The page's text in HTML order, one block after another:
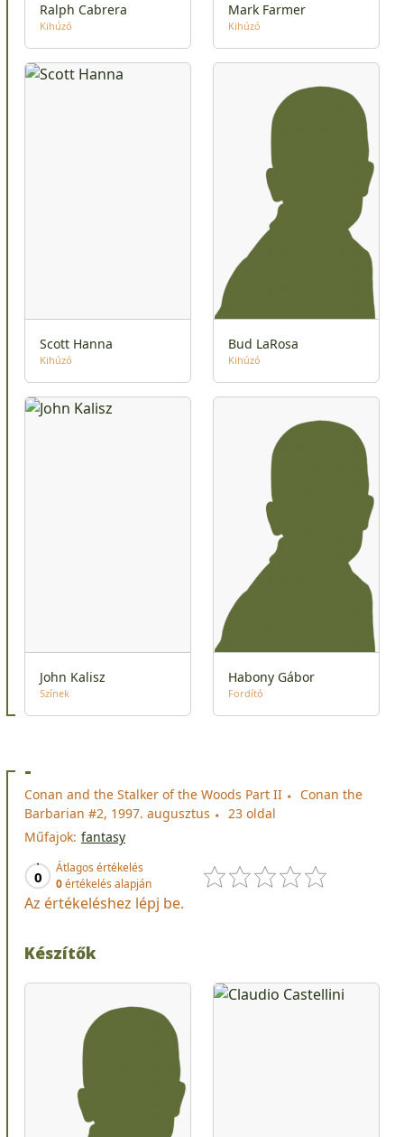
Ralph Cabrera
Kihúzó
Mark Farmer
Kihúzó
Scott Hanna
Kihúzó
Bud LaRosa
Kihúzó
John Kalisz
Színek
Habony Gábor
Fordító
-
Conan and the Stalker of the Woods Part II
Conan the
Barbarian #2, 1997. augusztus
23 oldal
Műfajok: fantasy
0
Átlagos értékelés
0értékelés alapján
Az értékeléshez lépj be.
Készítők